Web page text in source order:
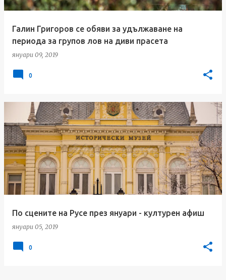
Галин Григоров се обяви за удължаване на
периода за групов лов на диви прасета
януари 09, 2019
0
По сцените на Русе през януари - културен афиш
януари 05, 2019
0